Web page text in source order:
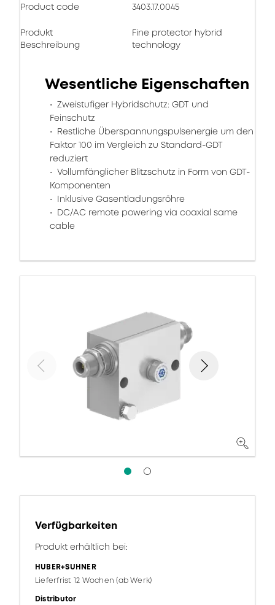
Product code 3403.17.0045
Produkt
Beschreibung
Fine protector hybrid
technology
Wesentliche Eigenschaften
Zweistufiger Hybridschutz: GDT und
Feinschutz
Restliche Überspannungspulsenergie um den
Faktor 100 im Vergleich zu Standard-GDT
reduziert
Vollumfänglicher Blitzschutz in Form von GDT-
Komponenten
Inklusive Gasentladungsröhre
DC/AC remote powering via coaxial same
cable
Verfügbarkeiten
Produkt erhältlich bei:
HUBER+SUHNER
Lieferfrist 12 Wochen (ab Werk)
Distributor